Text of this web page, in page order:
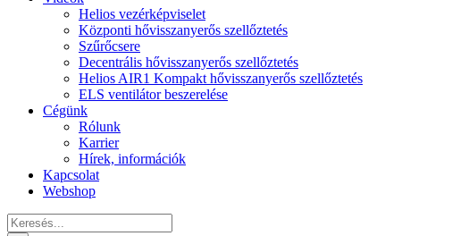
Helios vezérképviselet
Központi hővisszanyerős szellőztetés
Szűrőcsere
Decentrális hővisszanyerős szellőztetés
Helios AIR1 Kompakt hővisszanyerős szellőztetés
ELS ventilátor beszerelése
Cégünk
Rólunk
Karrier
Hírek, információk
Kapcsolat
Webshop
Keresés...